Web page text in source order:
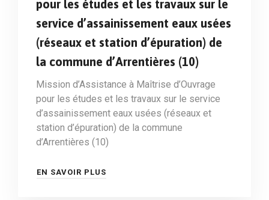
pour les études et les travaux sur le
service d’assainissement eaux usées
(réseaux et station d’épuration) de
la commune d’Arrentières (10)
Mission d’Assistance à Maîtrise d’Ouvrage
pour les études et les travaux sur le service
d’assainissement eaux usées (réseaux et
station d’épuration) de la commune
d’Arrentières (10)
EN SAVOIR PLUS